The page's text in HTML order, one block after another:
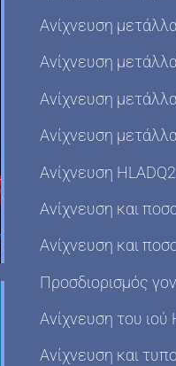
Ανίχνευση
Ανίχνευση
Aνίχνευση
Aνίχνευση
Ανίχνευση
Ανίχνευση και
Ανίχνευση και
Προσδιορισμός
Ανίχνευση του
Ανίχνευση και